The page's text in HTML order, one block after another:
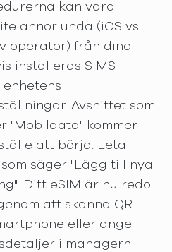
kan vara
annorlunda (iOS vs
operatör) från dina
installeras SIMS
Avsnittet som
"Mobildata" kommer
att börja. Leta
säger "Lägg till nya
Ditt eSIM är nu redo
att skanna QR-
eller ange
i managern